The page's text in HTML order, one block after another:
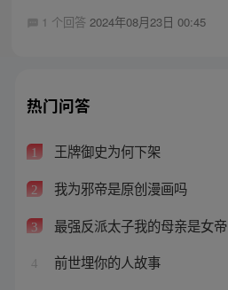
1 个回答 2024年08月23日 00:45
热门问答
1 王牌御史为何下架
2 我为邪帝是原创漫画吗
3 最强反派太子我的母亲是女帝
4 前世埋你的人故事